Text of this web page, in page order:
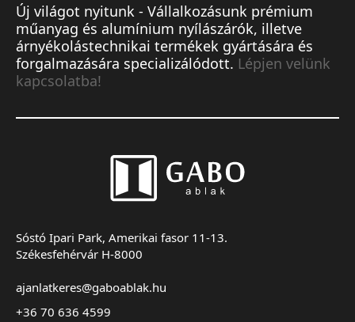
Új világot nyitunk - Vállalkozásunk prémium
műanyag és alumínium nyílászárók, illetve
árnyékolástechnikai termékek gyártására és
forgalmazására specializálódott. Lépjen velünk
kapcsolatba!
Sóstó Ipari Park, Amerikai fasor 11-13.
Székesfehérvár H-8000
ajanlatkeres@gaboablak.hu
+36 70 636 4599